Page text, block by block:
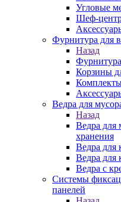
Угловые
Шеф-
Фурнитура для
Назад
Корзины
Ведра для
Назад
Ведра для
хранения
Ведра для
Ведра для
Ведра с
Системы
панелей